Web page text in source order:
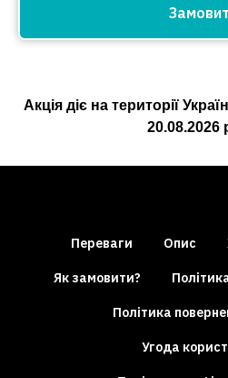
Акція діє на території
20.08.2026
Переваги Опис
Як замовити?
Політика
Угода